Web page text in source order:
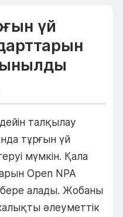
үй
талқылау
тұрғын үй
мүмкін. Қала
Open NPA
алады. Жобаны
әлеуметтік